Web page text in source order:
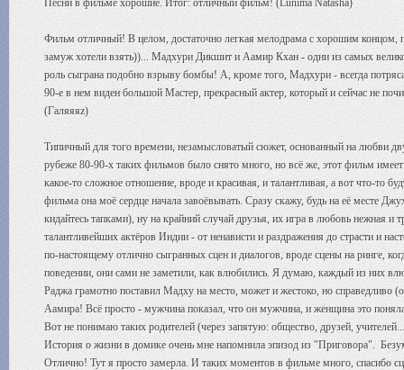
Песни в фильме хорошие. Итог: отличный фильм! (Lunima Natasha)
Фильм отличный! В целом, достаточно легкая мелодрама с хорошим
замуж хотели взять))... Мадхури Дикшит и Аамир Кхан - одни из самых
роль сыграна подобно взрыву бомбы! А, кроме того, Мадхури - всегда
90-е в нем виден большой Мастер, прекрасный актер, который и сейчас не
(Галяяяz)
Типичный для того времени, незамысловатый сюжет, основанный на любви
рубеже 80-90-х таких фильмов было снято много, но всё же, этот фильм
какое-то сложное отношение, вроде и красивая, и талантливая, а вот что-то
фильма она моё сердце начала завоёвывать. Сразу скажу, будь на её месте
кидайтесь тапками), ну на крайний случай друзья, их игра в любовь нежная
талантливейших актёров Индии - от ненависти и раздражения до страсти и
по-настоящему отлично сыгранных сцен и диалогов, вроде сцены на ринге,
поведении, они сами не заметили, как влюбились. Я думаю, каждый из них
Раджа грамотно поставил Мадху на место, может и жестоко, но справедливо
Аамира! Всё просто - мужчина показал, что он мужчина, и женщина это
Вот не понимаю таких родителей (через запятую: общество, друзей,
История о жизни в домике очень мне напомнила эпизод из "Приговора".
Отлично! Тут я просто замерла. И таких моментов в фильме много, спасибо